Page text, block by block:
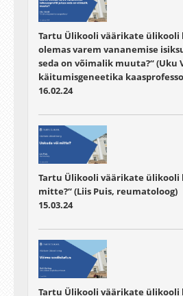
Tartu Ülikooli väärikate ülikooli
olemas varem vananemise
seda on võimalik muuta?“ (Uku
käitumisgeneetika
16.02.24
Tartu Ülikooli väärikate ülikooli
mitte?“ (Liis Puis, reumatoloog)
15.03.24
Tartu Ülikooli väärikate ülikooli